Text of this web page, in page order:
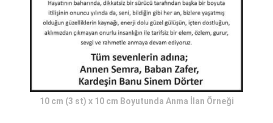
10 cm (3 st) x 10 cm Boyutunda Anma İlan Örneği